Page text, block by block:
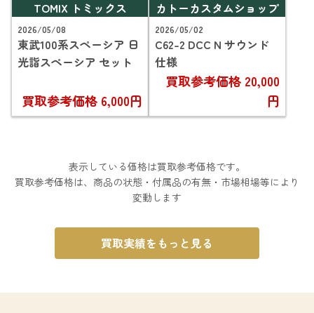
TOMIX トミックス
2026/05/08
東武100系スペーシア 日
光詣スペーシア セット
買取参考価格 6,000円
カトーカスタムショップ
2026/05/02
C62-2 DCC N サウンド
仕様
買取参考価格 20,000
円
表示している価格は買取参考価格です。
買取参考価格は、商品の状態・付属品の有無・市場相場等により
変動します
買取実績をもっと見る